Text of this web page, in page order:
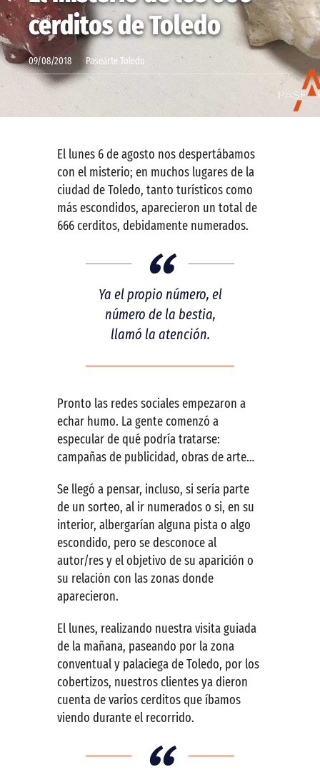
Contactar
cerditos de Toledo
09/08/2018 Pasearte Toledo
El lunes 6 de agosto nos despertábamos
con el misterio; en muchos lugares de la
ciudad de Toledo, tanto turísticos como
más escondidos, aparecieron un total de
666 cerditos, debidamente numerados.
Ya el propio número, el
número de la bestia,
llamó la atención.
Pronto las redes sociales empezaron a
echar humo. La gente comenzó a
especular de qué podría tratarse:
campañas de publicidad, obras de arte…
Se llegó a pensar, incluso, si sería parte
de un sorteo, al ir numerados o si, en su
interior, albergarían alguna pista o algo
escondido, pero se desconoce al
autor/res y el objetivo de su aparición o
su relación con las zonas donde
aparecieron.
El lunes, realizando nuestra visita guiada
de la mañana, paseando por la zona
conventual y palaciega de Toledo, por los
cobertizos, nuestros clientes ya dieron
cuenta de varios cerditos que íbamos
viendo durante el recorrido.